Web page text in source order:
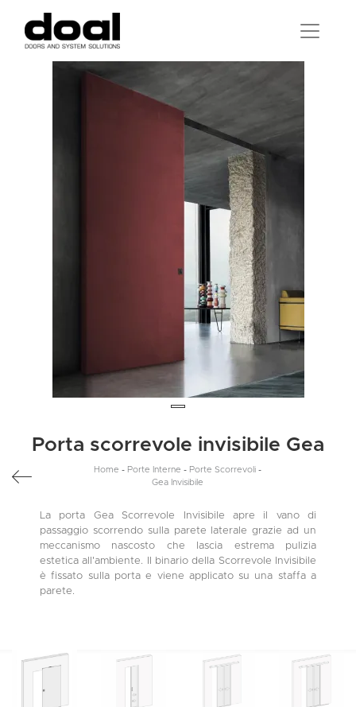
Porta scorrevole invisibile Gea
Home - Porte Interne - Porte Scorrevoli -
Gea Invisibile
La porta Gea Scorrevole Invisibile apre il vano di
passaggio scorrendo sulla parete laterale grazie ad un
meccanismo nascosto che lascia estrema pulizia
estetica all'ambiente. Il binario della Scorrevole Invisibile
è fissato sulla porta e viene applicato su una staffa a
parete.